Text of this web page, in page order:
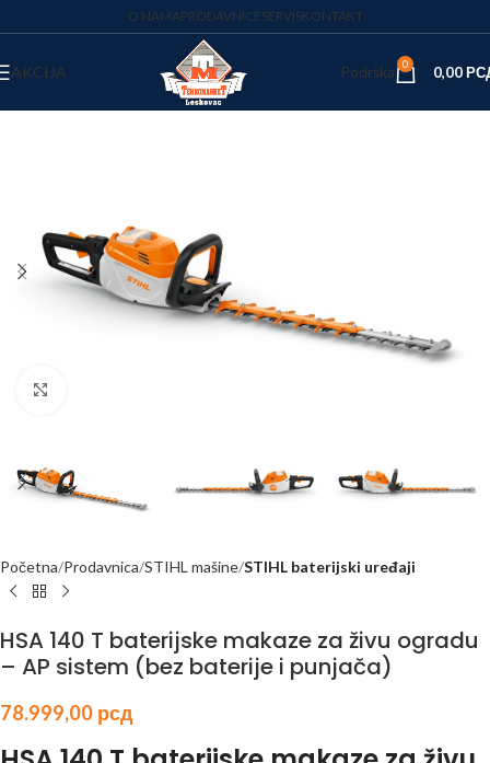
O NAMAPRODAVNICESERVISKONTAKT
AKCIJA Podrška 0 0,00
Početna Prodavnica STIHL mašine STIHL baterijski uređaji
HSA 140 T baterijske makaze za živu ogradu
– AP sistem (bez baterije i punjača)
78.999,00 рсд